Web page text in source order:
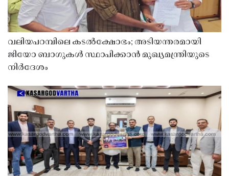
വലിയപറമ്പിലെ കടൽക്ഷോഭം; അടിയന്തരമായി
ജിയോ ബാഗുകൾ സ്ഥാപിക്കാൻ മുഖ്യമന്ത്രിയുടെ
നിർദേശം